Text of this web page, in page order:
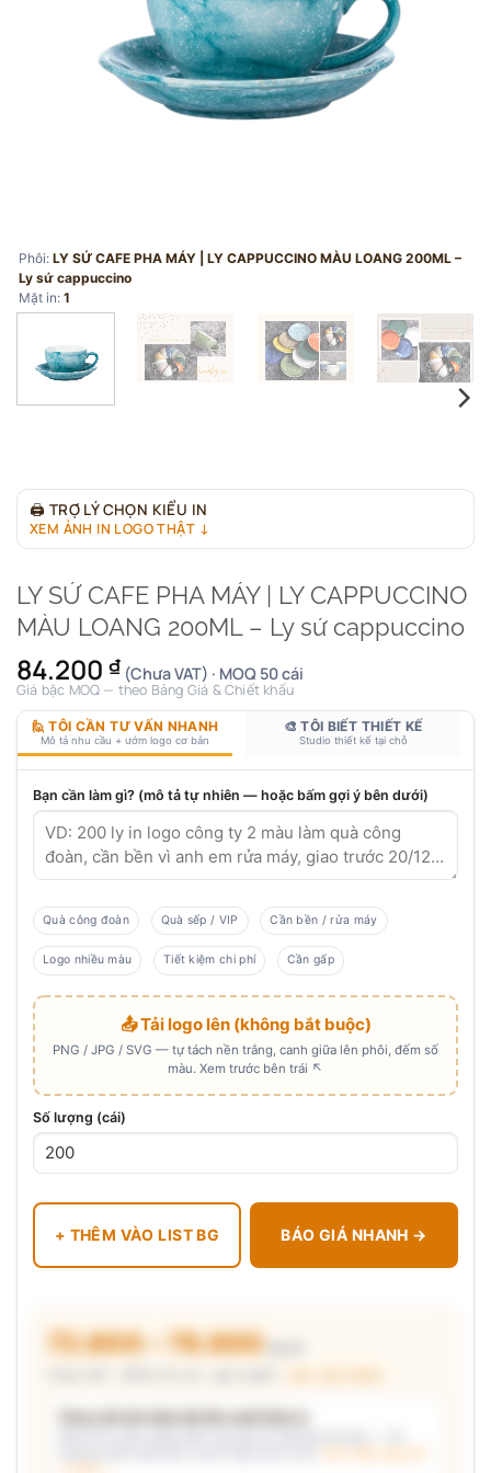
Phôi: LY SỨ CAFE PHA MÁY | LY CAPPUCCINO MÀU LOANG 200ML –
Ly sứ cappuccino
Mặt in: 1
🖨 TRỢ LÝ CHỌN KIỂU IN
XEM ẢNH IN LOGO THẬT ↓
LY SỨ CAFE PHA MÁY | LY CAPPUCCINO
MÀU LOANG 200ML – Ly sứ cappuccino
84.200 ₫ (Chưa VAT) · MOQ 50 cái
Giá bậc MOQ — theo Bảng Giá & Chiết khấu
🙋 TÔI CẦN TƯ VẤN NHANH
Mô tả nhu cầu + ướm logo cơ bản
🎨 TÔI BIẾT THIẾT KẾ
Studio thiết kế tại chỗ
Bạn cần làm gì? (mô tả tự nhiên — hoặc bấm gợi ý bên dưới)
Quà công đoàn Quà sếp / VIP Cần bền / rửa máy
Logo nhiều màu Tiết kiệm chi phí Cần gấp
📤 Tải logo lên (không bắt buộc)
PNG / JPG / SVG — tự tách nền trắng, canh giữa lên phôi, đếm số
màu. Xem trước bên trái ↖
Số lượng (cái)
+ THÊM VÀO LIST BG BÁO GIÁ NHANH →
72.800 – 78.800